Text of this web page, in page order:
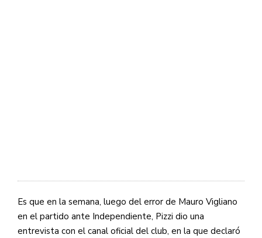
Es que en la semana, luego del error de Mauro Vigliano
en el partido ante Independiente, Pizzi dio una
entrevista con el canal oficial del club, en la que declaró